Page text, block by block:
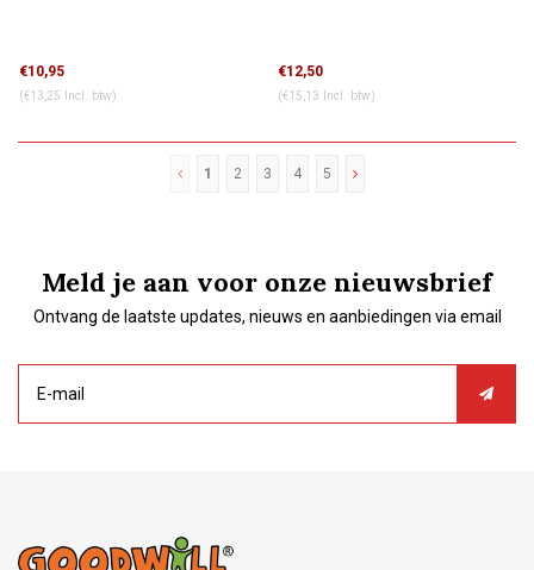
€10,95
(€13,25 Incl. btw)
€12,50
(€15,13 Incl. btw)
1 2 3 4 5
Meld je aan voor onze nieuwsbrief
Ontvang de laatste updates, nieuws en aanbiedingen via email